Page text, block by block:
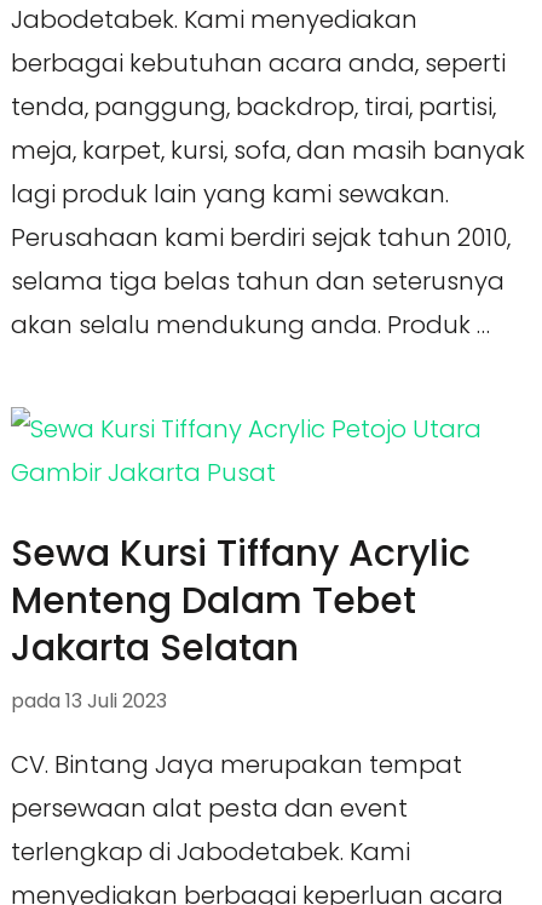
Jabodetabek. Kami menyediakan
berbagai kebutuhan acara anda, seperti
tenda, panggung, backdrop, tirai, partisi,
meja, karpet, kursi, sofa, dan masih banyak
lagi produk lain yang kami sewakan.
Perusahaan kami berdiri sejak tahun 2010,
selama tiga belas tahun dan seterusnya
akan selalu mendukung anda. Produk …
Sewa Kursi Tiffany Acrylic
Menteng Dalam Tebet
Jakarta Selatan
pada 13 Juli 2023
CV. Bintang Jaya merupakan tempat
persewaan alat pesta dan event
terlengkap di Jabodetabek. Kami
menyediakan berbagai keperluan acara